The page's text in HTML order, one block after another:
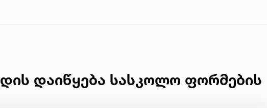
დაიწყება სასკოლო ფორმების